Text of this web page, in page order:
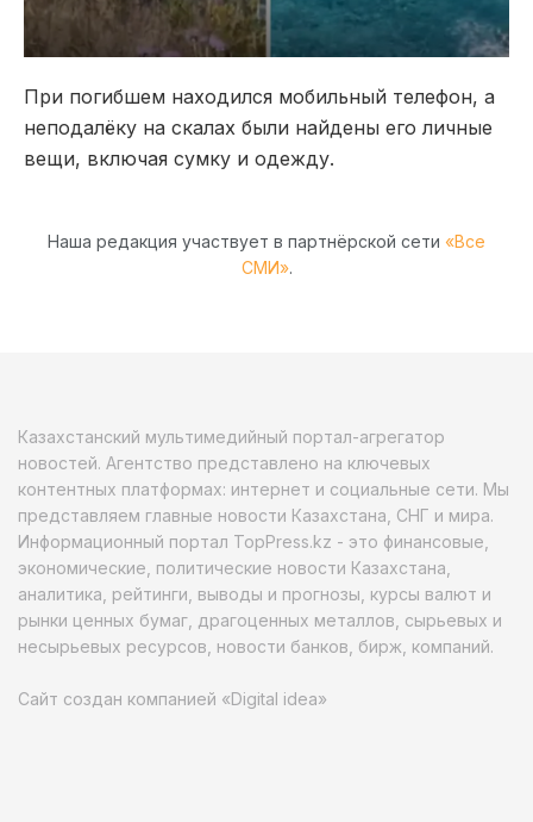
При погибшем находился мобильный телефон, а
неподалёку на скалах были найдены его личные
вещи, включая сумку и одежду.
Наша редакция участвует в партнёрской сети «Все
СМИ».
Казахстанский мультимедийный портал-агрегатор
новостей. Агентство представлено на ключевых
контентных платформах: интернет и социальные сети. Мы
представляем главные новости Казахстана, СНГ и мира.
Информационный портал TopPress.kz - это финансовые,
экономические, политические новости Казахстана,
аналитика, рейтинги, выводы и прогнозы, курсы валют и
рынки ценных бумаг, драгоценных металлов, сырьевых и
несырьевых ресурсов, новости банков, бирж, компаний.
Сайт создан компанией «Digital idea»